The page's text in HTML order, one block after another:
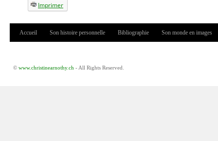
Imprimer
Menu principal
Accueil Son histoire personnelle Bibliographie Son monde en images
© www.christinearnothy.ch - All Rights Reserved.